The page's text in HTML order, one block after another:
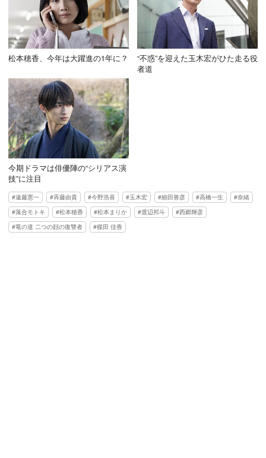
松本穂香、今年は大躍進の1年に？
“不惑”を迎えた玉木宏がひた走る役
者道
今期ドラマは俳優陣の“シリアス演
技”に注目
遠藤憲一 斉藤由貴 今野浩喜 玉木宏 細田善彦 高橋一生
奈緒
落合モトキ
松本穂香 松本まりか 渡辺邦斗
西郷輝彦
竜の道 二つの顔の復讐者
楳田 佳香